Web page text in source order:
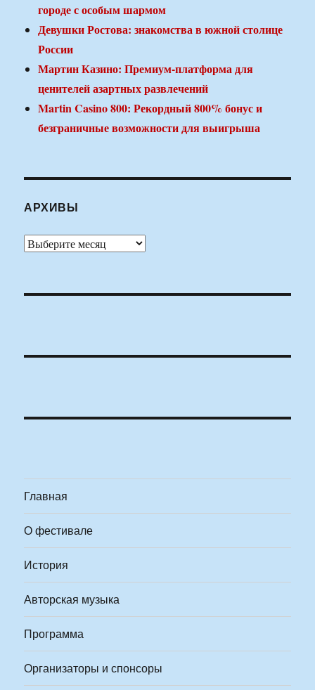
городе с особым шармом
Девушки Ростова: знакомства в южной столице
России
Мартин Казино: Премиум-платформа для
ценителей азартных развлечений
Martin Casino 800: Рекордный 800% бонус и
безграничные возможности для выигрыша
АРХИВЫ
Архивы
Главная
О фестивале
История
Авторская музыка
Программа
Организаторы и спонсоры